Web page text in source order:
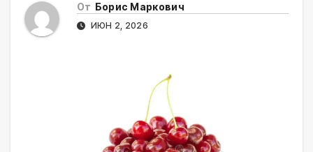
От Борис Маркович
ИЮН 2, 2026